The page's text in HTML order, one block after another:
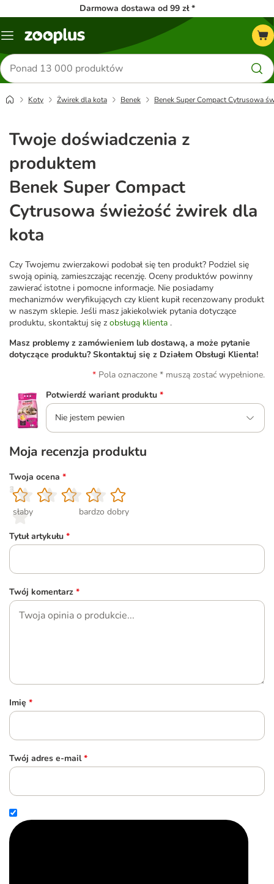
Darmowa dostawa od 99 zł *
Menu
Szukaj
produktów
Koty Żwirek dla kota Benek Benek Super Compact Cytrusowa
Twoje doświadczenia z
produktem
Benek Super Compact
Cytrusowa świeżość żwirek dla
kota
Czy Twojemu zwierzakowi podobał się ten produkt? Podziel się
swoją opinią, zamieszczając recenzję. Oceny produktów powinny
zawierać istotne i pomocne informacje. Nie posiadamy
mechanizmów weryfikujących czy klient kupił recenzowany produkt
w naszym sklepie. Jeśli masz jakiekolwiek pytania dotyczące
produktu, skontaktuj się z obsługą klienta .
Masz problemy z zamówieniem lub dostawą, a może pytanie
dotyczące produktu? Skontaktuj się z Działem Obsługi Klienta!
Pola oznaczone * muszą zostać wypełnione.
Potwierdź wariant produktu *
Nie jestem pewien
Moja recenzja produktu
Twoja ocena *
1
słaby
2
3
4
5
bardzo dobry
Tytuł artykułu *
Twój komentarz *
Imię *
Twój adres e-mail *